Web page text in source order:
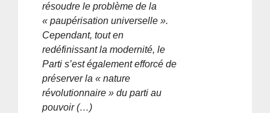
résoudre le problème de la
« paupérisation universelle ».
Cependant, tout en
redéfinissant la modernité, le
Parti s’est également efforcé de
préserver la « nature
révolutionnaire » du parti au
pouvoir (…)